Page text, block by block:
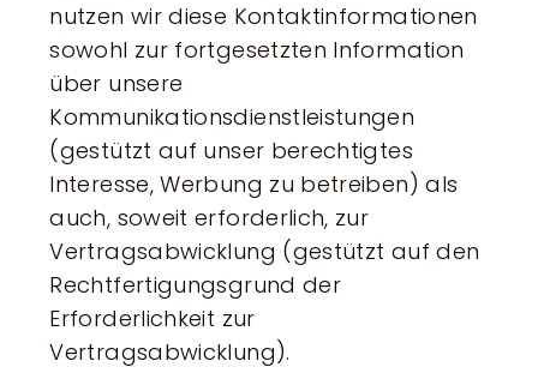
nutzen wir diese Kontaktinformationen
sowohl zur fortgesetzten Information
über unsere
Kommunikationsdienstleistungen
(gestützt auf unser berechtigtes
Interesse, Werbung zu betreiben) als
auch, soweit erforderlich, zur
Vertragsabwicklung (gestützt auf den
Rechtfertigungsgrund der
Erforderlichkeit zur
Vertragsabwicklung).